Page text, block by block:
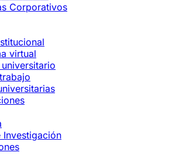
Corporativos
virtual
Investigación